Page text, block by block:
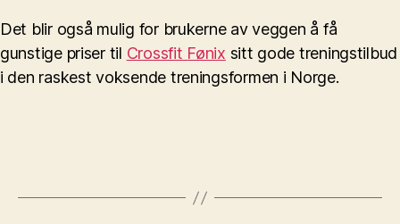
Det blir også mulig for brukerne av veggen å få
gunstige priser til Crossfit Fønix sitt gode treningstilbud
i den raskest voksende treningsformen i Norge.